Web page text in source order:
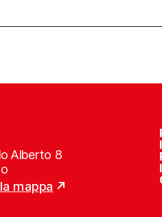
Alberto 8
mappa